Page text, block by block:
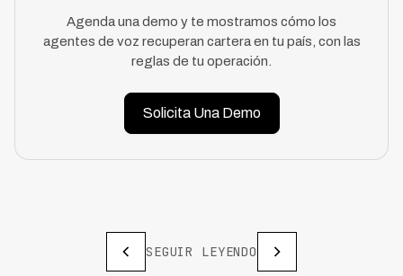
Agenda una demo y te mostramos cómo los
agentes de voz recuperan cartera en tu país, con las
reglas de tu operación.
Solicita Una Demo
SEGUIR LEYENDO